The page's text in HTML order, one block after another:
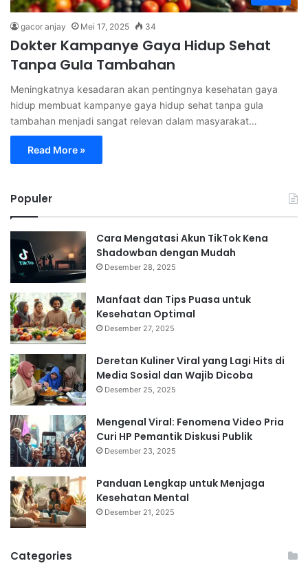
gacor anjay Mei 17, 2025 34
Dokter Kampanye Gaya Hidup Sehat
Tanpa Gula Tambahan
Meningkatnya kesadaran akan pentingnya kesehatan gaya
hidup membuat kampanye gaya hidup sehat tanpa gula
tambahan menjadi sangat relevan dalam masyarakat…
Read More »
Populer
Cara Mengatasi Akun TikTok Kena
Shadowban dengan Mudah
Desember 28, 2025
Manfaat dan Tips Puasa untuk
Kesehatan Optimal
Desember 27, 2025
Deretan Kuliner Viral yang Lagi Hits di
Media Sosial dan Wajib Dicoba
Desember 25, 2025
Mengenal Viral: Fenomena Video Pria
Curi HP Pemantik Diskusi Publik
Desember 23, 2025
Panduan Lengkap untuk Menjaga
Kesehatan Mental
Desember 21, 2025
Categories